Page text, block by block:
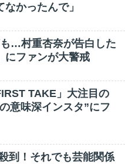
かったんで」
…村重杏奈が告白した
にファンが大警戒
TAKE」大注目の
意味深インスタ”にフ
到！それでも芸能関係